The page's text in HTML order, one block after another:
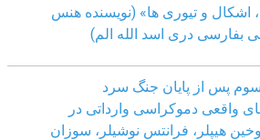
اشکال و تيوری ها» (نويسنده هنس
بفارسی دری اسد الله الم)
پس از پایان جنگ سرد
واقعی دموکراسی وارداتی در
هیپلر، فرانتس نوشیلر، سوزان